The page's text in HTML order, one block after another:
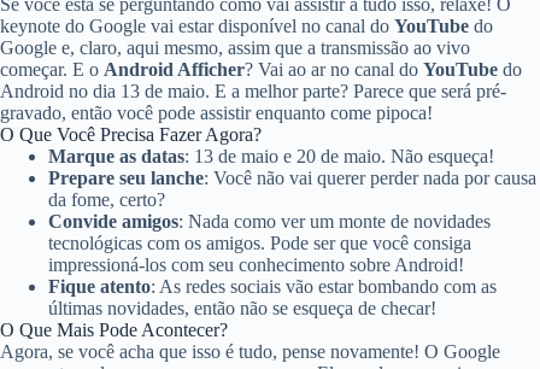
Se você está se perguntando como vai assistir a tudo isso, relaxe! O
keynote do Google vai estar disponível no canal do YouTube do
Google e, claro, aqui mesmo, assim que a transmissão ao vivo
começar. E o Android Afficher? Vai ao ar no canal do YouTube do
Android no dia 13 de maio. E a melhor parte? Parece que será pré-
gravado, então você pode assistir enquanto come pipoca!
O Que Você Precisa Fazer Agora?
Marque as datas: 13 de maio e 20 de maio. Não esqueça!
Prepare seu lanche: Você não vai querer perder nada por causa
da fome, certo?
Convide amigos: Nada como ver um monte de novidades
tecnológicas com os amigos. Pode ser que você consiga
impressioná-los com seu conhecimento sobre Android!
Fique atento: As redes sociais vão estar bombando com as
últimas novidades, então não se esqueça de checar!
O Que Mais Pode Acontecer?
Agora, se você acha que isso é tudo, pense novamente! O Google